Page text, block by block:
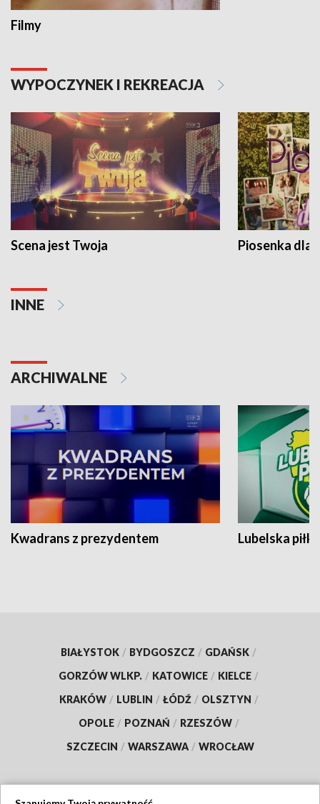
Filmy
WYPOCZYNEK I REKREACJA
Scena jest Twoja Piosenka dla
INNE
ARCHIWALNE
Kwadrans z prezydentem Lubelska piłka
BIAŁYSTOK / BYDGOSZCZ / GDAŃSK /
GORZÓW WLKP. / KATOWICE / KIELCE /
KRAKÓW / LUBLIN / ŁÓDŹ / OLSZTYN /
OPOLE / POZNAŃ / RZESZÓW /
SZCZECIN / WARSZAWA / WROCŁAW